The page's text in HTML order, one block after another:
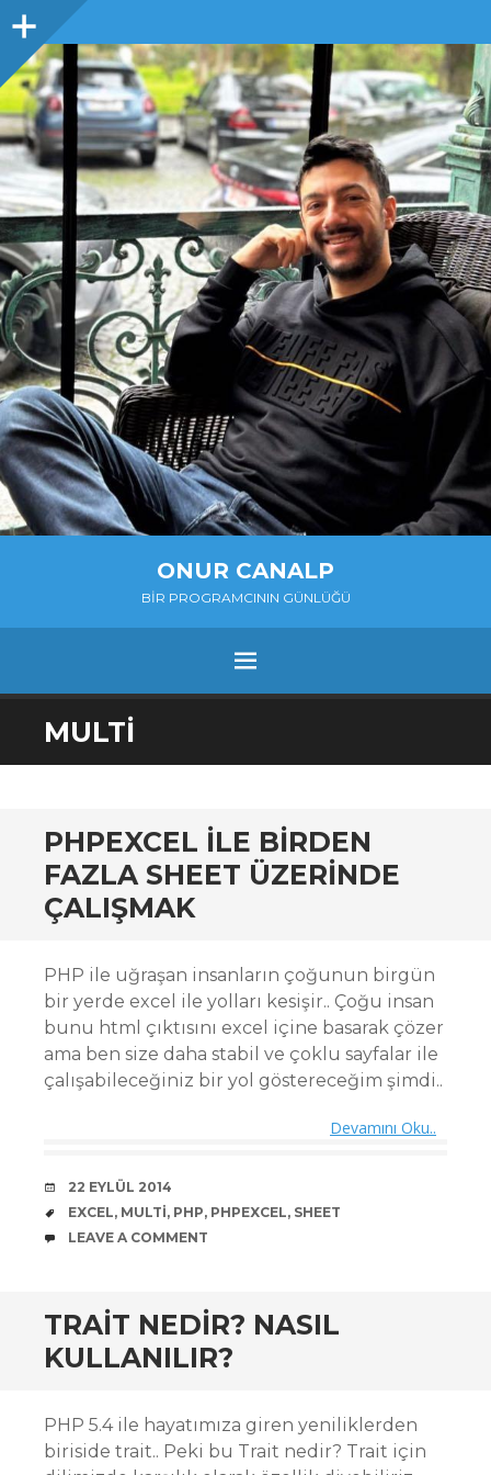
Sidebar
ONUR CANALP
BIR PROGRAMCININ GÜNLÜĞÜ
MENU
SKIP
TO
MULTI
PHPEXCEL ILE BIRDEN
FAZLA SHEET ÜZERINDE
ÇALIŞMAK
PHP ile uğraşan insanların çoğunun birgün
bir yerde excel ile yolları kesişir.. Çoğu insan
bunu html çıktısını excel içine basarak çözer
ama ben size daha stabil ve çoklu sayfalar ile
çalışabileceğiniz bir yol göstereceğim şimdi..
Devamını Oku..
DATE
22 EYLÜL 2014
TAGS
EXCEL, MULTI, PHP, PHPEXCEL, SHEET
COMMENTS
LEAVE A COMMENT
TRAIT NEDIR? NASIL
KULLANILIR?
PHP 5.4 ile hayatımıza giren yeniliklerden
biriside trait.. Peki bu Trait nedir? Trait için